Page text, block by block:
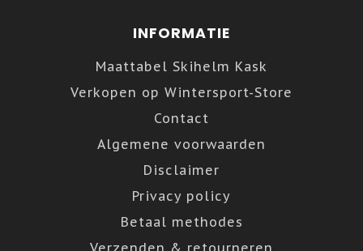
INFORMATIE
Maattabel Skihelm Kask
Verkopen op Wintersport-Store
Contact
Algemene voorwaarden
Disclaimer
Privacy policy
Betaal methodes